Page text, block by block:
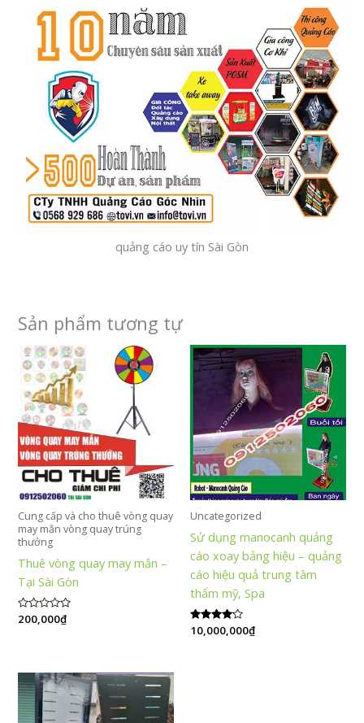
quảng cáo uy tín Sài Gòn
Sản phẩm tương tự
Cung cấp và cho thuê vòng quay
may mắn vòng quay trúng
thưởng
Thuê vòng quay may mắn –
Tại Sài Gòn
Được
200,000₫
Uncategorized
Sử dụng manocanh quảng
cáo xoay bảng hiệu – quảng
cáo hiệu quả trung tâm
thẩm mỹ, Spa
Được xếp
hạng
10,000,000₫